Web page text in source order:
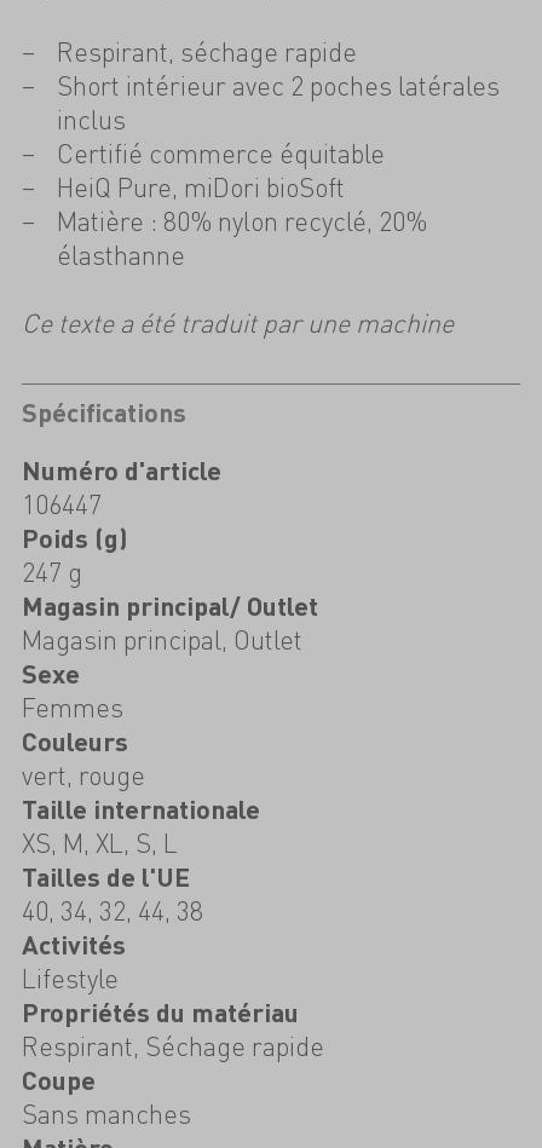
Respirant, séchage rapide
Short intérieur avec 2 poches latérales
inclus
Certifié commerce équitable
HeiQ Pure, miDori bioSoft
Matière : 80% nylon recyclé, 20%
élasthanne
Ce texte a été traduit par une machine
Spécifications
Numéro d'article
106447
Poids (g)
247 g
Magasin principal/ Outlet
Magasin principal, Outlet
Sexe
Femmes
Couleurs
vert, rouge
Taille internationale
XS, M, XL, S, L
Tailles de l'UE
40, 34, 32, 44, 38
Activités
Lifestyle
Propriétés du matériau
Respirant, Séchage rapide
Coupe
Sans manches